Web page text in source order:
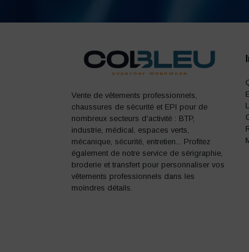
Vente de vêtements professionnels,
chaussures de sécurité et EPI pour de
nombreux secteurs d'activité : BTP,
industrie, médical, espaces verts,
mécanique, sécurité, entretien... Profitez
également de notre service de sérigraphie,
broderie et transfert pour personnaliser vos
vêtements professionnels dans les
moindres détails.